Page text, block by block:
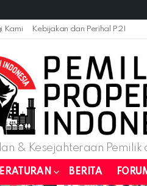
Kami Kebijakan dan Perihal P2I
& Kesejahteraan
BERITA